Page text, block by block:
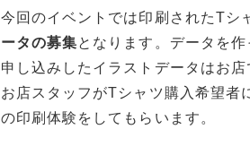
今回のイベントでは印刷されたTシ
ータの募集となります。データを作
申し込みしたイラストデータはお
お店スタッフがTシャツ購入希望者
の印刷体験をしてもらいます。